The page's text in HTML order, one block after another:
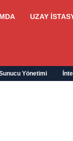
UZAY
Yönetimi